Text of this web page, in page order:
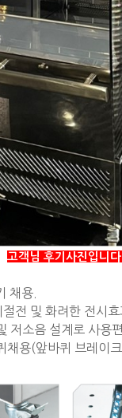
고객님 후기사진입니다.
채용.
전 및 화려한 전시효
저소음 설계로 사용
채용(앞바퀴 브레이크